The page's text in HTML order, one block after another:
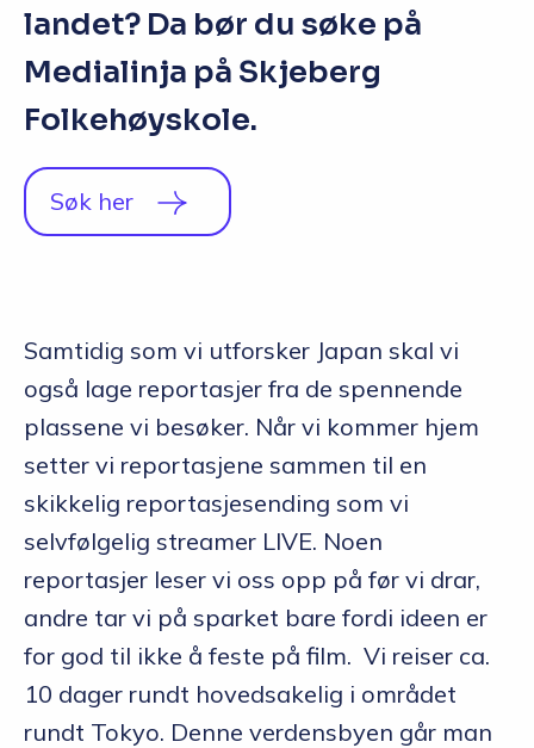
landet? Da bør du søke på
Medialinja på Skjeberg
Folkehøyskole.
Søk her
Samtidig som vi utforsker Japan skal vi
også lage reportasjer fra de spennende
plassene vi besøker. Når vi kommer hjem
setter vi reportasjene sammen til en
skikkelig reportasjesending som vi
selvfølgelig streamer LIVE. Noen
reportasjer leser vi oss opp på før vi drar,
andre tar vi på sparket bare fordi ideen er
for god til ikke å feste på film. Vi reiser ca.
10 dager rundt hovedsakelig i området
rundt Tokyo. Denne verdensbyen går man